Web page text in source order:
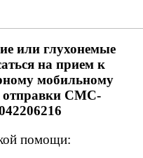
или глухонемые
на прием к
мобильному
отправки СМС-
помощи: